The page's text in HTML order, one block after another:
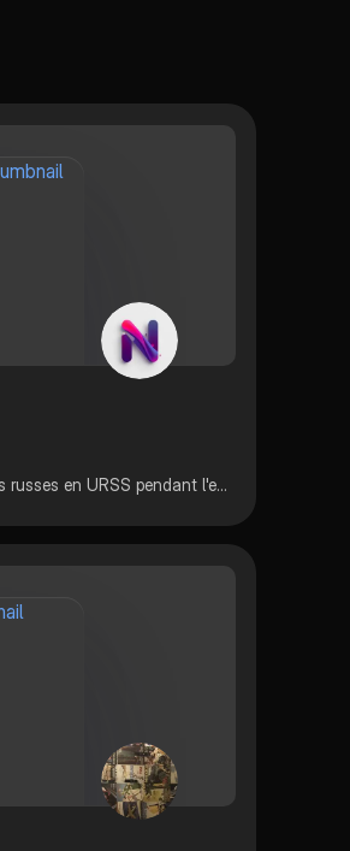
Fiches de révision sur le chapitre d'histoire Les révolutions russes en URSS pendant l'entre deux guerres avec Lénine et Staline (3eme)